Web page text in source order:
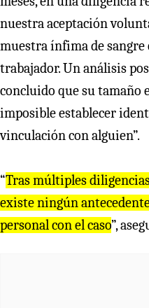
nuestra aceptación
muestra ínfima de sangre
trabajador. Un análisis
concluido que su tamaño
imposible establecer
vinculación con alguien”.
“Tras múltiples
existe ningún
personal con el caso”,